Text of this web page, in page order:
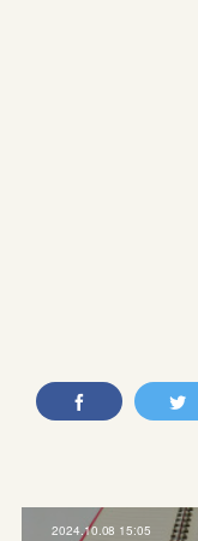
2024.10.08 15:05